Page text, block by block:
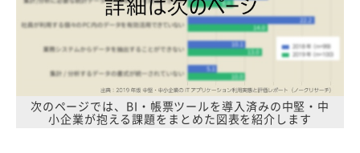
次のページでは、BI・帳票ツールを導入済みの中堅・中
小企業が抱える課題をまとめた図表を紹介します